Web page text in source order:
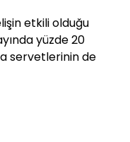
etkili olduğu
yüzde 20
servetlerinin de